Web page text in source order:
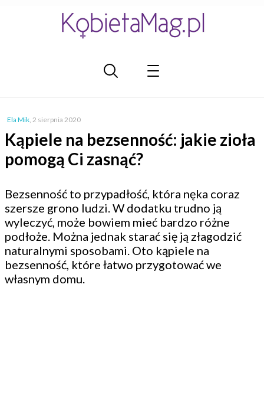
Ela Mik, 2 sierpnia 2020
Kąpiele na bezsenność: jakie zioła
pomogą Ci zasnąć?
Bezsenność to przypadłość, która nęka coraz
szersze grono ludzi. W dodatku trudno ją
wyleczyć, może bowiem mieć bardzo różne
podłoże. Można jednak starać się ją złagodzić
naturalnymi sposobami. Oto kąpiele na
bezsenność, które łatwo przygotować we
własnym domu.